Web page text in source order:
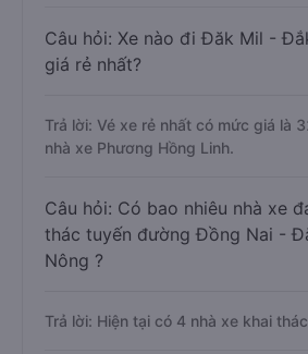
Câu hỏi: Xe nào đi Đăk Mil -
giá rẻ nhất?
Trả lời: Vé xe rẻ nhất có mức giá là
nhà xe Phương Hồng Linh.
Câu hỏi: Có bao nhiêu nhà xe
thác tuyến đường Đồng Nai -
Nông ?
Trả lời: Hiện tại có 4 nhà xe khai